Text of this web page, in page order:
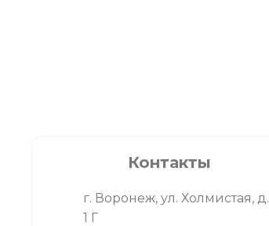
Контакты
г. Воронеж, ул. Холмистая, д.
1 Г